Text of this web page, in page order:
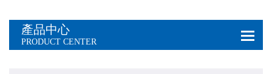
產品中心
PRODUCT CENTER